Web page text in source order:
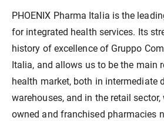
PHOENIX Pharma Italia is the
for integrated health services. Its
history of excellence of Gruppo
Italia, and allows us to be the main
health market, both in intermediate
warehouses, and in the retail sector,
owned and franchised pharmacies